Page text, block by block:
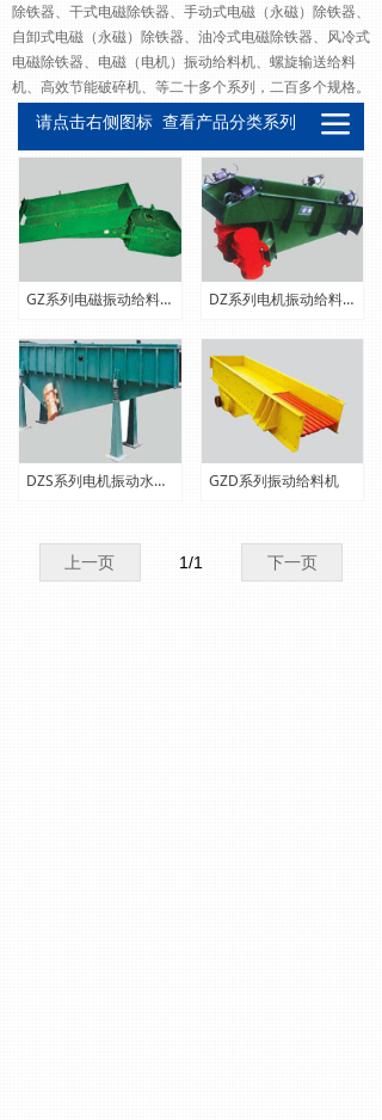
GZ系列电磁振动给料机 DZ系列电机振动给料机
DZS系列电机振动水平输送机 GZD系列振动给料机
上一页 下一页
1/1
请点击右侧图标 查看产品分类系列 끀
除铁器、干式电磁除铁器、手动式电磁（永磁）除铁器、
自卸式电磁（永磁）除铁器、油冷式电磁除铁器、风冷式
电磁除铁器、电磁（电机）振动给料机、螺旋输送给料
机、高效节能破碎机、等二十多个系列，二百多个规格。